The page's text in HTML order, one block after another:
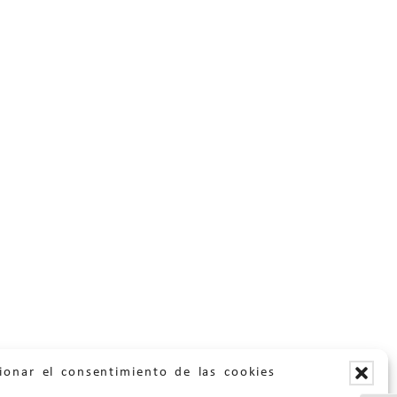
el consentimiento de las cookies